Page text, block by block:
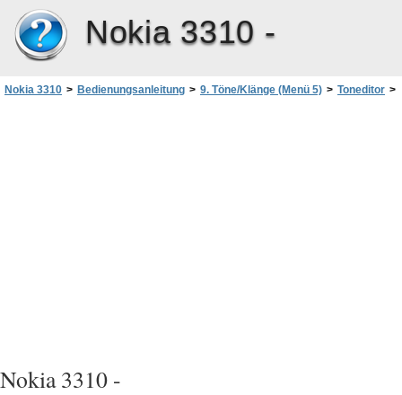
Nokia 3310 -
Nokia 3310 > Bedienungsanleitung > 9. Töne/Klänge (Menü 5) > Toneditor >
Nokia 3310 -